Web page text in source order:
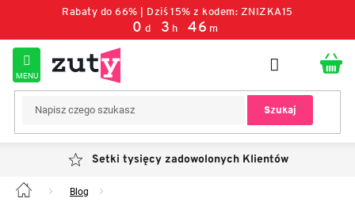
Rabaty do 66% | Dziś 15% z kodem: ZNIZKA15
0 d 3 h 46 m
Szukaj
Setki tysięcy zadowolonych Klientów
Home Blog